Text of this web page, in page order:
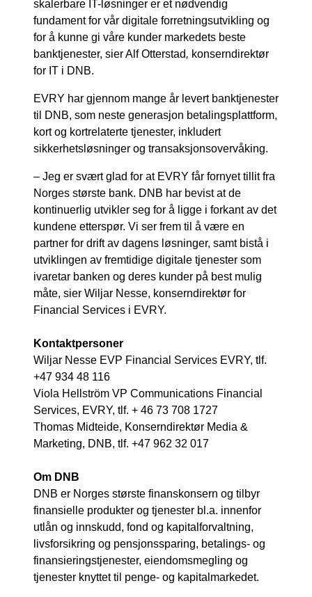
skalerbare IT-løsninger er et nødvendig
fundament for vår digitale forretningsutvikling og
for å kunne gi våre kunder markedets beste
banktjenester, sier Alf Otterstad, konserndirektør
for IT i DNB.
EVRY har gjennom mange år levert banktjenester
til DNB, som neste generasjon betalingsplattform,
kort og kortrelaterte tjenester, inkludert
sikkerhetsløsninger og transaksjonsovervåking.
– Jeg er svært glad for at EVRY får fornyet tillit fra
Norges største bank. DNB har bevist at de
kontinuerlig utvikler seg for å ligge i forkant av det
kundene etterspør. Vi ser frem til å være en
partner for drift av dagens løsninger, samt bistå i
utviklingen av fremtidige digitale tjenester som
ivaretar banken og deres kunder på best mulig
måte, sier Wiljar Nesse, konserndirektør for
Financial Services i EVRY.
Kontaktpersoner
Wiljar Nesse EVP Financial Services EVRY, tlf.
+47 934 48 116
Viola Hellström VP Communications Financial
Services, EVRY, tlf. + 46 73 708 1727
Thomas Midteide, Konserndirektør Media &
Marketing, DNB, tlf. +47 962 32 017
Om DNB
DNB er Norges største finanskonsern og tilbyr
finansielle produkter og tjenester bl.a. innenfor
utlån og innskudd, fond og kapitalforvaltning,
livsforsikring og pensjonssparing, betalings- og
finansieringstjenester, eiendomsmegling og
tjenester knyttet til penge- og kapitalmarkedet.